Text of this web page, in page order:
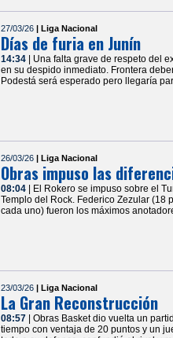
27/03/26 | Liga Nacional
Días de furia en Junín
14:34
| Una falta grave de respeto del
en su despido inmediato. Frontera
Podestá será esperado pero llegaría
26/03/26 | Liga Nacional
Obras impuso las
08:04
| El Rokero se impuso sobre el
Templo del Rock. Federico Zezular (18
cada uno) fueron los máximos
23/03/26 | Liga Nacional
La Gran Reconstrucción
08:57
| Obras Basket dio vuelta un
tiempo con ventaja de 20 puntos y un